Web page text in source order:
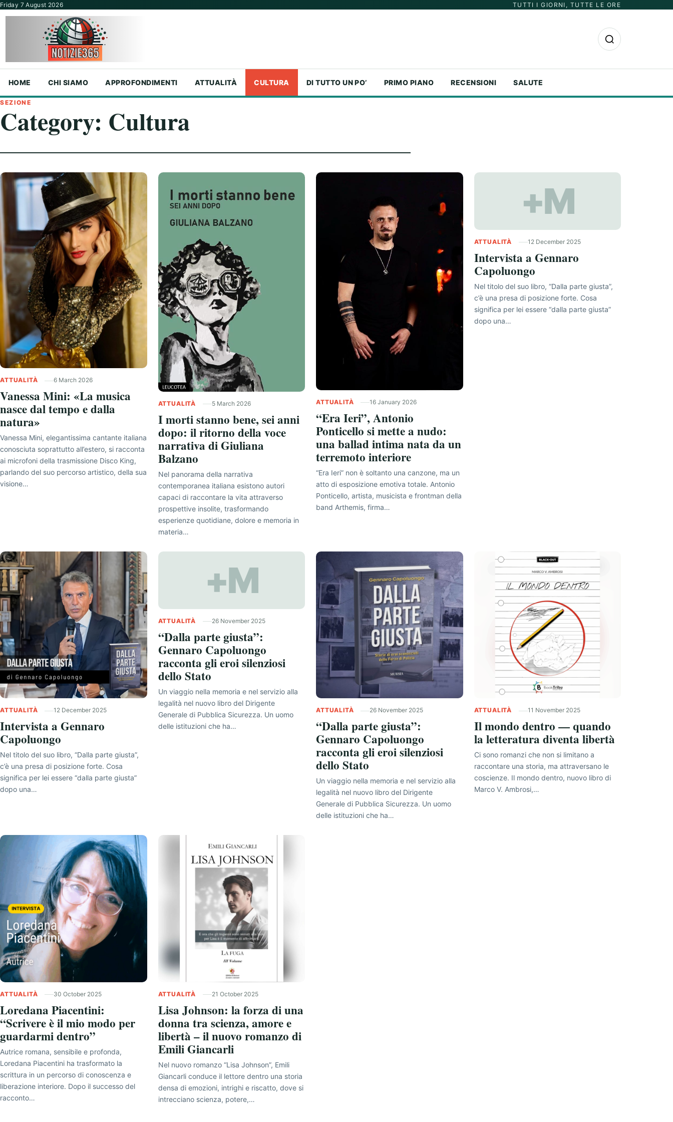
Vai al contenuto
Friday 7 August 2026 TUTTI I GIORNI, TUTTE LE ORE
Apri la ricerca
HOME CHI SIAMO APPROFONDIMENTI ATTUALITÀ CULTURA DI TUTTO UN PO’ PRIMO PIANO RECENSIONI SALUTE
SEZIONE
Category: Cultura
ATTUALITÀ 6 March 2026
Vanessa Mini: «La musica
nasce dal tempo e dalla
natura»
Vanessa Mini, elegantissima cantante italiana
conosciuta soprattutto all’estero, si racconta
ai microfoni della trasmissione Disco King,
parlando del suo percorso artistico, della sua
visione…
ATTUALITÀ 5 March 2026
I morti stanno bene, sei anni
dopo: il ritorno della voce
narrativa di Giuliana
Balzano
Nel panorama della narrativa
contemporanea italiana esistono autori
capaci di raccontare la vita attraverso
prospettive insolite, trasformando
esperienze quotidiane, dolore e memoria in
materia…
ATTUALITÀ 16 January 2026
“Era Ieri”, Antonio
Ponticello si mette a nudo:
una ballad intima nata da un
terremoto interiore
“Era Ieri” non è soltanto una canzone, ma un
atto di esposizione emotiva totale. Antonio
Ponticello, artista, musicista e frontman della
band Arthemis, firma…
+M
ATTUALITÀ 12 December 2025
Intervista a Gennaro
Capoluongo
Nel titolo del suo libro, “Dalla parte giusta”,
c’è una presa di posizione forte. Cosa
significa per lei essere “dalla parte giusta”
dopo una…
ATTUALITÀ 12 December 2025
Intervista a Gennaro
Capoluongo
Nel titolo del suo libro, “Dalla parte giusta”,
c’è una presa di posizione forte. Cosa
significa per lei essere “dalla parte giusta”
dopo una…
+M
ATTUALITÀ 26 November 2025
“Dalla parte giusta”:
Gennaro Capoluongo
racconta gli eroi silenziosi
dello Stato
Un viaggio nella memoria e nel servizio alla
legalità nel nuovo libro del Dirigente
Generale di Pubblica Sicurezza. Un uomo
delle istituzioni che ha…
ATTUALITÀ 26 November 2025
“Dalla parte giusta”:
Gennaro Capoluongo
racconta gli eroi silenziosi
dello Stato
Un viaggio nella memoria e nel servizio alla
legalità nel nuovo libro del Dirigente
Generale di Pubblica Sicurezza. Un uomo
delle istituzioni che ha…
ATTUALITÀ 11 November 2025
Il mondo dentro — quando
la letteratura diventa libertà
Ci sono romanzi che non si limitano a
raccontare una storia, ma attraversano le
coscienze. Il mondo dentro, nuovo libro di
Marco V. Ambrosi,…
ATTUALITÀ 30 October 2025
Loredana Piacentini:
“Scrivere è il mio modo per
guardarmi dentro”
Autrice romana, sensibile e profonda,
Loredana Piacentini ha trasformato la
scrittura in un percorso di conoscenza e
liberazione interiore. Dopo il successo del
racconto…
ATTUALITÀ 21 October 2025
Lisa Johnson: la forza di una
donna tra scienza, amore e
libertà – il nuovo romanzo di
Emili Giancarli
Nel nuovo romanzo “Lisa Johnson”, Emili
Giancarli conduce il lettore dentro una storia
densa di emozioni, intrighi e riscatto, dove si
intrecciano scienza, potere,…